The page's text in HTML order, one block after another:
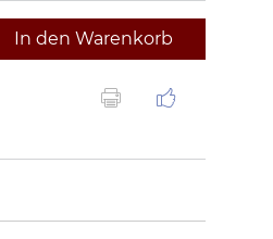
In den Warenkorb